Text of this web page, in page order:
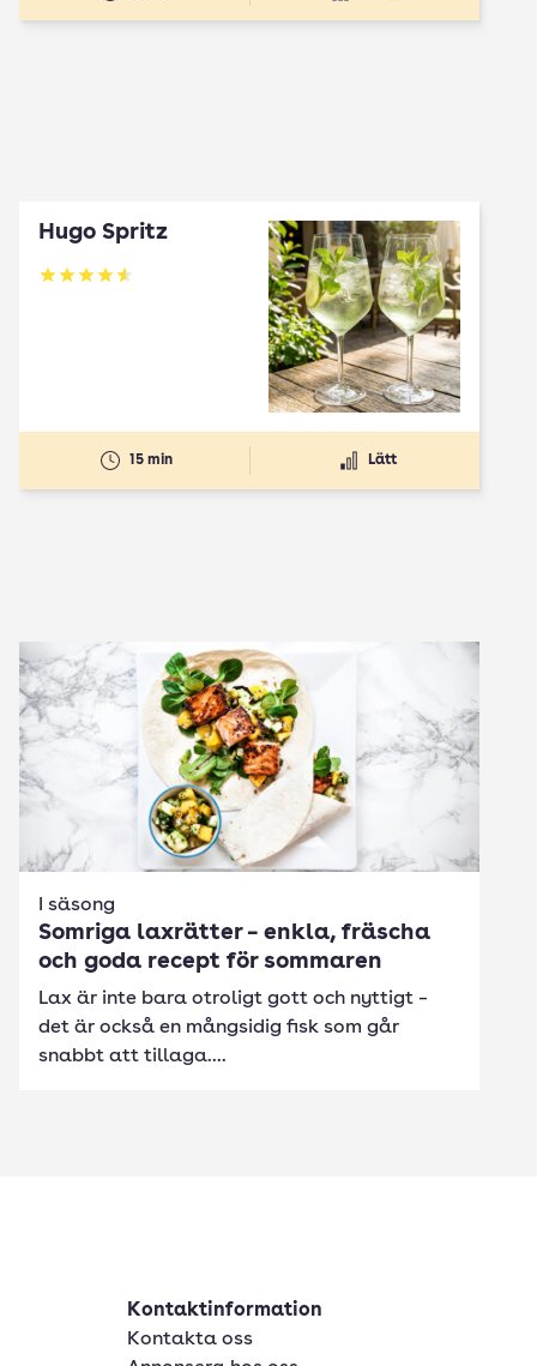
Hugo Spritz
Betyg: 4.61 av 5
15 min Lätt
I säsong
Somriga laxrätter – enkla, fräscha
och goda recept för sommaren
Lax är inte bara otroligt gott och nyttigt –
det är också en mångsidig fisk som går
snabbt att tillaga....
Kontaktinformation
Kontakta oss